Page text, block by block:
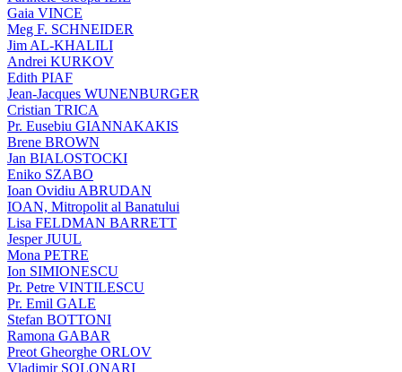
Gaia VINCE
Meg F. SCHNEIDER
Jim AL-KHALILI
Andrei KURKOV
Edith PIAF
Jean-Jacques WUNENBURGER
Cristian TRICA
Pr. Eusebiu GIANNAKAKIS
Brene BROWN
Jan BIALOSTOCKI
Eniko SZABO
Ioan Ovidiu ABRUDAN
IOAN, Mitropolit al Banatului
Lisa FELDMAN BARRETT
Jesper JUUL
Mona PETRE
Ion SIMIONESCU
Pr. Petre VINTILESCU
Pr. Emil GALE
Stefan BOTTONI
Ramona GABAR
Preot Gheorghe ORLOV
Vladimir SOLONARI